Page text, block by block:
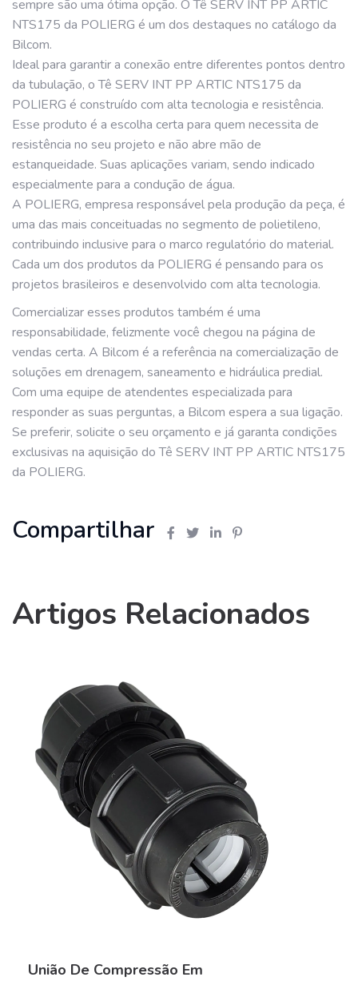
sempre são uma ótima opção. O Tê SERV INT PP ARTIC
NTS175 da POLIERG é um dos destaques no catálogo da
Bilcom.
Ideal para garantir a conexão entre diferentes pontos dentro
da tubulação, o Tê SERV INT PP ARTIC NTS175 da
POLIERG é construído com alta tecnologia e resistência.
Esse produto é a escolha certa para quem necessita de
resistência no seu projeto e não abre mão de
estanqueidade. Suas aplicações variam, sendo indicado
especialmente para a condução de água.
A POLIERG, empresa responsável pela produção da peça, é
uma das mais conceituadas no segmento de polietileno,
contribuindo inclusive para o marco regulatório do material.
Cada um dos produtos da POLIERG é pensando para os
projetos brasileiros e desenvolvido com alta tecnologia.
Comercializar esses produtos também é uma
responsabilidade, felizmente você chegou na página de
vendas certa. A Bilcom é a referência na comercialização de
soluções em drenagem, saneamento e hidráulica predial.
Com uma equipe de atendentes especializada para
responder as suas perguntas, a Bilcom espera a sua ligação.
Se preferir, solicite o seu orçamento e já garanta condições
exclusivas na aquisição do Tê SERV INT PP ARTIC NTS175
da POLIERG.
Compartilhar
Artigos Relacionados
União De Compressão Em